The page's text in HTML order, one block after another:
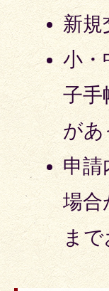
新規
小・
子手
が
申請
場合
まで